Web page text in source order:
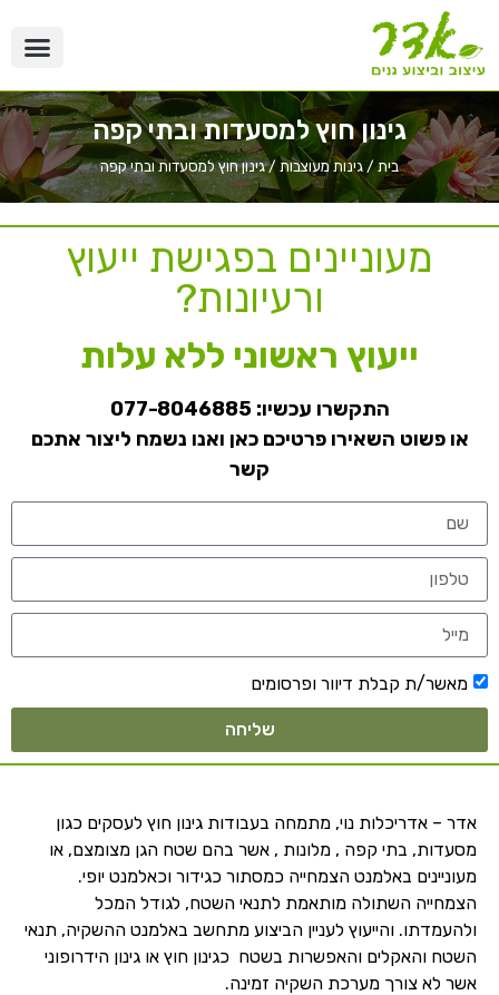
גינון חוץ למסעדות ובתי קפה
בית/ גינות מעוצבות /גינון חוץ למסעדות ובתי קפה
מעוניינים בפגישת ייעוץ
ורעיונות?
ייעוץ ראשוני ללא עלות
התקשרו עכשיו:077-8046885
או פשוט השאירו פרטיכם כאן ואנו נשמח ליצור אתכם
קשר
מאשר/ת קבלת דיוור ופרסומים
שליחה
אדר – אדריכלות נוי, מתמחה בעבודות גינון חוץ לעסקים כגון
מסעדות, בתי קפה , מלונות , אשר בהם שטח הגן מצומצם, או
מעוניינים באלמנט הצמחייה כמסתור כגידור וכאלמנט יופי.
הצמחייה השתולה מותאמת לתנאי השטח, לגודל המכל
ולהעמדתו. והייעוץ לעניין הביצוע מתחשב באלמנט ההשקיה, תנאי
השטח והאקלים והאפשרות בשטח כגינון חוץ או גינון הידרופוני
אשר לא צורך מערכת השקיה זמינה.